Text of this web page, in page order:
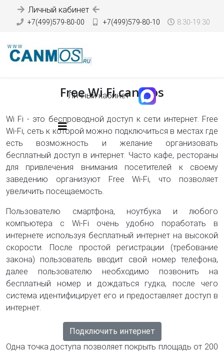
Личный кабинет
+7(499)579-80-00 +7(499)579-80-10 8:30-19:30
Личный кабинет
Free Wi Fi canmos
Wi Fi - это беспроводной доступ к сети интернет. Free
Wi-Fi, сеть к которой можно подключиться в местах где
есть возможность и желание организовать
бесплатный доступ в интернет. Часто кафе, рестораны
для привлечения внимания посетителей к своему
заведению организуют Free Wi-Fi, что позволяет
увеличить посещаемость.
Пользователю смартфона, ноутбука и любого
компьютера с Wi-Fi очень удобно поработать в
интернете используя бесплатный интернет на высокой
скорости. После простой регистрации (требование
закона) пользователь вводит свой номер телефона,
далее пользователю необходимо позвонить на
бесплатный номер и дождаться гудка, после чего
система идентифицирует его и предоставляет доступ в
интернет.
Подключить интернет
Одна точка доступа позволяет покрыть площадь от 200